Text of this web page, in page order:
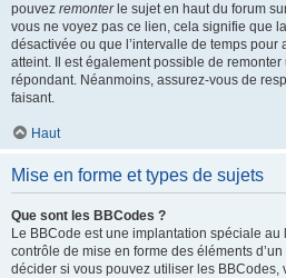
pouvez remonterle sujet en haut du forum
vous ne voyez pas ce lien, cela signifie que
désactivée ou que l’intervalle de temps pour
atteint. Il est également possible de
répondant. Néanmoins, assurez-vous de
faisant.
Haut
Mise en forme et types de sujets
Que sont les BBCodes ?
Le BBCode est une implantation spéciale
contrôle de mise en forme des éléments
décider si vous pouvez utiliser les